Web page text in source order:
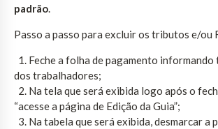
padrão.
Passo a passo para excluir os tributos e/ou
1. Feche a folha de pagamento informando
dos trabalhadores;
2. Na tela que será exibida logo após o
“acesse a página de Edição da Guia”;
3. Na tabela que será exibida, desmarcar a